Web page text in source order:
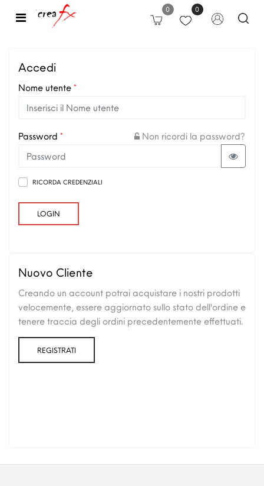
Open 0 0
Accedi
Nome utente *
Non ricordi la password?
Password *
View
RICORDA CREDENZIALI
Nuovo Cliente
Creando un account potrai acquistare i nostri prodotti
velocemente, essere aggiornato sullo stato dell'ordine e
tenere traccia degli ordini precedentemente effettuati.
REGISTRATI